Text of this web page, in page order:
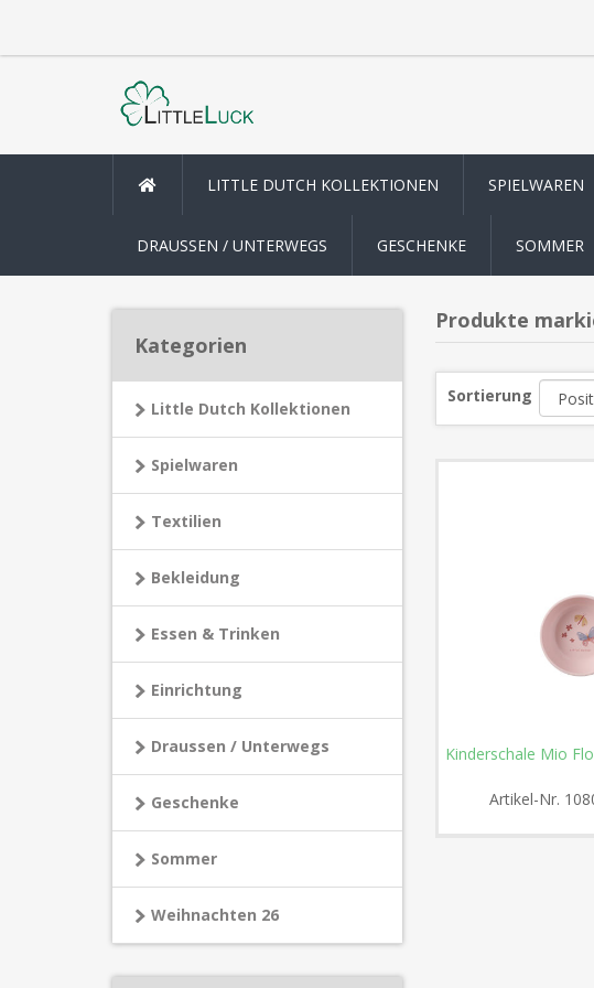
LITTLE DUTCH KOLLEKTIONEN SPIELWAREN
DRAUSSEN / UNTERWEGS GESCHENKE SOMMER
Kategorien
Little Dutch Kollektionen
Spielwaren
Textilien
Bekleidung
Essen & Trinken
Einrichtung
Draussen / Unterwegs
Geschenke
Sommer
Weihnachten 26
Produkte
Sortierung
Kinderschale Mio
Artikel-Nr.